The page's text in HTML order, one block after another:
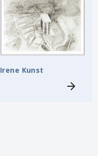
Irene Kunst